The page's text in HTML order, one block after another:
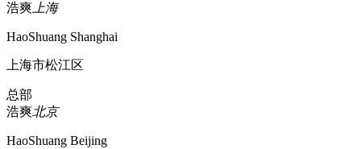
浩爽上海
HaoShuang Shanghai
上海市松江区
总部
浩爽北京
HaoShuang Beijing